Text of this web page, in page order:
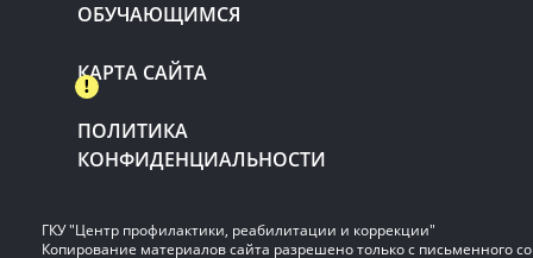
ОБУЧАЮЩИМСЯ
КАРТА САЙТА
ПОЛИТИКА
КОНФИДЕНЦИАЛЬНОСТИ
ГКУ "Центр профилактики, реабилитации и коррекции"
Копирование материалов сайта разрешено только с письменного